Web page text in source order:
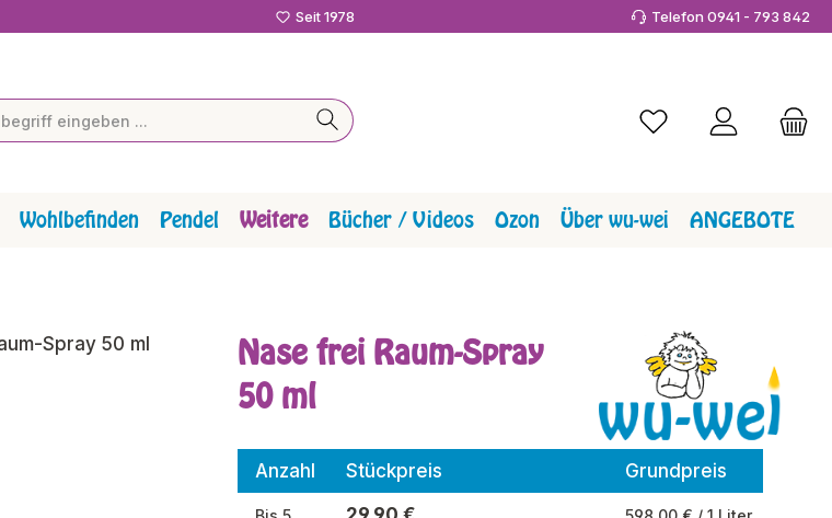
Seit 1978 Telefon 0941 - 793 842
Du hast 0 Produkte
Wohlbefinden Pendel Weitere Bücher / Videos Ozon Über wu-wei ANGEBOTE
Nase frei Raum-Spray
50 ml
Anzahl Stückpreis Grundpreis